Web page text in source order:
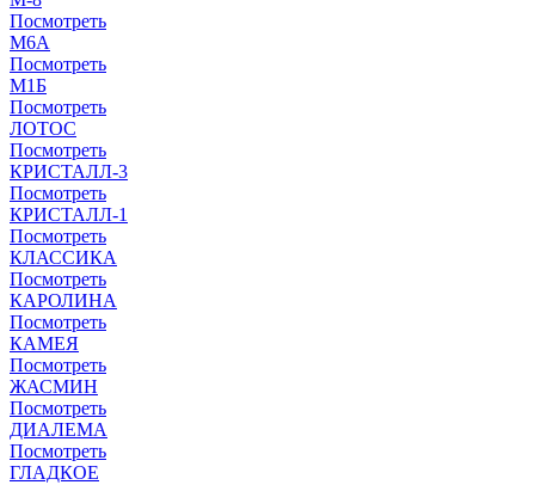
Посмотреть
М6А
Посмотреть
М1Б
Посмотреть
ЛОТОС
Посмотреть
КРИСТАЛЛ-3
Посмотреть
КРИСТАЛЛ-1
Посмотреть
КЛАССИКА
Посмотреть
КАРОЛИНА
Посмотреть
КАМЕЯ
Посмотреть
ЖАСМИН
Посмотреть
ДИАЛЕМА
Посмотреть
ГЛАДКОЕ